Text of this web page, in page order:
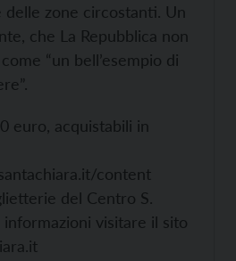
delle zone circostanti. Un
che La Repubblica non
“un bell’esempio di
euro, acquistabili in
content
del Centro S.
informazioni visitare il sito